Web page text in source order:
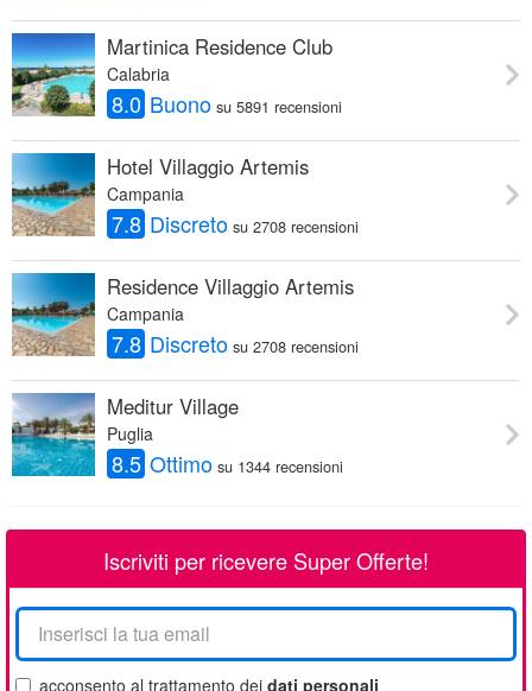
Martinica Residence Club
Calabria
8.0 Buono su 5891 recensioni
Hotel Villaggio Artemis
Campania
7.8 Discreto su 2708 recensioni
Residence Villaggio Artemis
Campania
7.8 Discreto su 2708 recensioni
Meditur Village
Puglia
8.5 Ottimo su 1344 recensioni
Iscriviti per ricevere Super Offerte!
La
tua
email
acconsento al trattamento dei dati personali